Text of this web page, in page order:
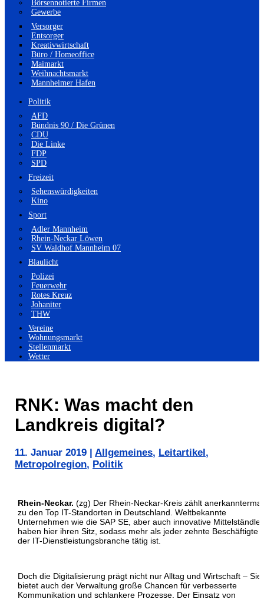
Börsennotierte Firmen
Gewerbe
Versorger
Entsorger
Kreativwirtschaft
Büro / Homeoffice
Maimarkt
Weihnachtsmarkt
Mannheimer Hafen
Politik
AFD
Bündnis 90 / Die Grünen
CDU
Die Linke
FDP
SPD
Freizeit
Sehenswürdigkeiten
Kino
Sport
Adler Mannheim
Rhein-Neckar Löwen
SV Waldhof Mannheim 07
Blaulicht
Polizei
Feuerwehr
Rotes Kreuz
Johaniter
THW
Vereine
Wohnungsmarkt
Stellenmarkt
Wetter
RNK: Was macht den
Landkreis digital?
11. Januar 2019 Allgemeines, Leitartikel ,
Metropolregion, Politik
Rhein-Neckar. (zg) Der Rhein-Neckar-Kreis zählt
zu den Top IT-Standorten in Deutschland. Weltbekannte
Unternehmen wie die SAP SE, aber auch innovative Mittelständler
haben hier ihren Sitz, sodass mehr als jeder zehnte Beschäftigte
der IT-Dienstleistungsbranche tätig ist.
Doch die Digitalisierung prägt nicht nur Alltag und Wirtschaft – Sie
bietet auch der Verwaltung große Chancen für verbesserte
Kommunikation und schlankere Prozesse. Der Einsatz von